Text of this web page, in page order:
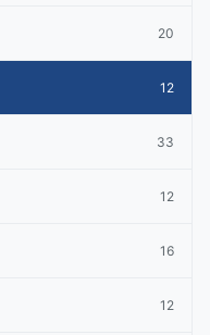
20
12
33
12
16
12